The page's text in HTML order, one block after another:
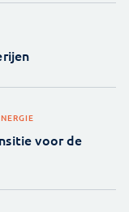
voor de